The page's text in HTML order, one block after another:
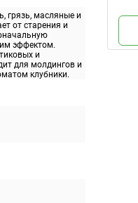
грязь, масляные и
от старения и
эффектом.
и
для молдингов и
клубники.